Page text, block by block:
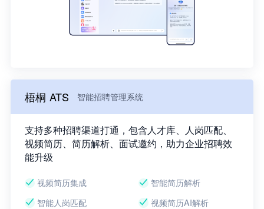
梧桐 ATS 智能招聘管理系统
支持多种招聘渠道打通，包含人才库、人岗匹配、
视频简历、简历解析、面试邀约，助力企业招聘效
能升级
视频简历集成
智能简历解析
智能人岗匹配
视频简历AI解析